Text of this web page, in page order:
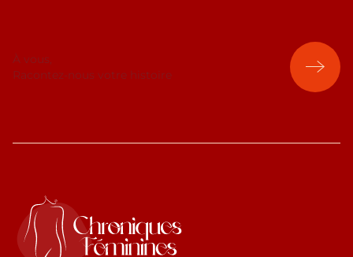
À vous,
Racontez-nous votre histoire